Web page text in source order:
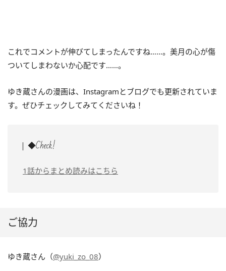
これでコメントが伸びてしまったんですね……。美月の心が傷
ついてしまわないか心配です……。
ゆき蔵さんの漫画は、Instagramとブログでも更新されていま
す。ぜひチェックしてみてくださいね！
◆Check!
1話からまとめ読みはこちら
ご協力
ゆき蔵さん（@yuki_zo_08）